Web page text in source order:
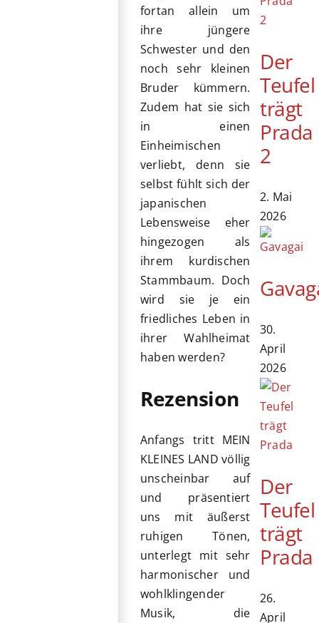
fortan allein um
ihre jüngere
Schwester und den
noch sehr kleinen
Bruder kümmern.
Zudem hat sie sich
in einen
Einheimischen
verliebt, denn sie
selbst fühlt sich der
japanischen
Lebensweise eher
hingezogen als
ihrem kurdischen
Stammbaum. Doch
wird sie je ein
friedliches Leben in
ihrer Wahlheimat
haben werden?
Rezension
Anfangs tritt MEIN
KLEINES LAND völlig
unscheinbar auf
und präsentiert
uns mit äußerst
ruhigen Tönen,
unterlegt mit sehr
harmonischer und
wohlklingender
Musik, die
Der
Teufel
trägt
Prada
2
2. Mai
2026
30.
April
2026
Der
Teufel
trägt
Prada
26.
April